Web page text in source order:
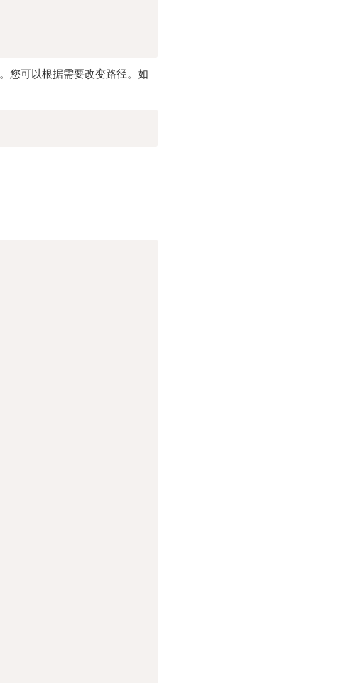
。您可以根据需要改变路径。如